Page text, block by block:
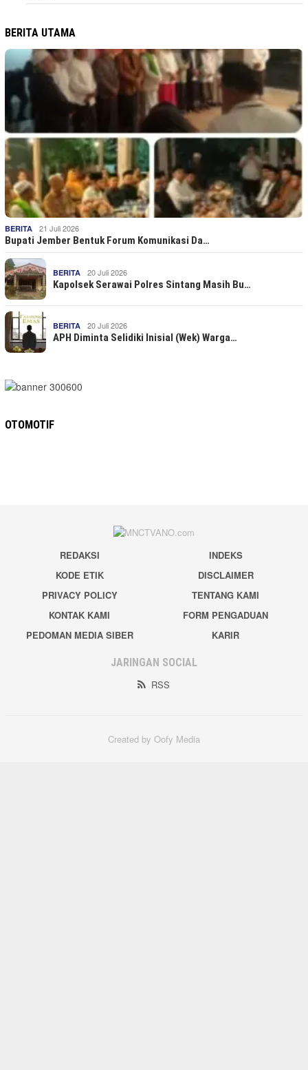
BERITA UTAMA
BERITA 21 Juli 2026
Bupati Jember Bentuk Forum Komunikasi Da…
BERITA 20 Juli 2026
Kapolsek Serawai Polres Sintang Masih Bu…
BERITA 20 Juli 2026
APH Diminta Selidiki Inisial (Wek) Warga…
OTOMOTIF
REDAKSI
INDEKS
KODE ETIK
DISCLAIMER
PRIVACY POLICY
TENTANG KAMI
KONTAK KAMI
FORM PENGADUAN
PEDOMAN MEDIA SIBER
KARIR
JARINGAN SOCIAL
RSS
Created by Oofy Media